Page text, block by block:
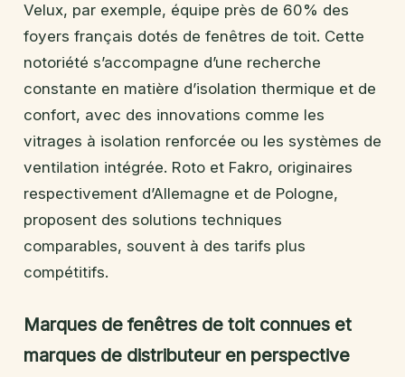
Velux, par exemple, équipe près de 60% des
foyers français dotés de fenêtres de toit. Cette
notoriété s’accompagne d’une recherche
constante en matière d’isolation thermique et de
confort, avec des innovations comme les
vitrages à isolation renforcée ou les systèmes de
ventilation intégrée. Roto et Fakro, originaires
respectivement d’Allemagne et de Pologne,
proposent des solutions techniques
comparables, souvent à des tarifs plus
compétitifs.
Marques de fenêtres de toit connues et
marques de distributeur en perspective